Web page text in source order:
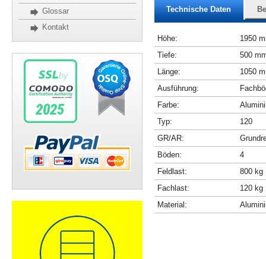
Glossar
Kontakt
Technische Daten
Höhe:
1950
Tiefe:
500
Länge:
1050
Ausführung:
Farbe:
Typ:
120
GR/AR:
Böden:
4
Feldlast:
800 kg
Fachlast:
120 kg
Material: